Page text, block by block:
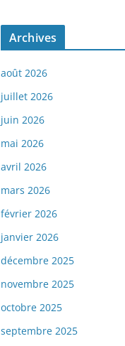
Archives
août 2026
juillet 2026
juin 2026
mai 2026
avril 2026
mars 2026
février 2026
janvier 2026
décembre 2025
novembre 2025
octobre 2025
septembre 2025